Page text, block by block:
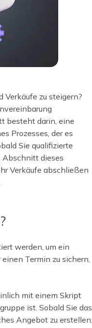
Verkäufe zu steigern?
besteht darin, eine
Prozesses, der es
Sie qualifizierte
Abschnitt dieses
Verkäufe abschließen
werden, um ein
Termin zu sichern,
mit einem Skript
ist. Sobald Sie das
Angebot zu erstellen.